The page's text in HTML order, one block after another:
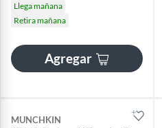
Llega mañana
Retira mañana
Agregar
MUNCHKIN